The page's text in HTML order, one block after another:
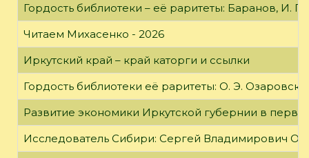
Гордость библиотеки – её раритеты: Баранов, И.
Читаем Михасенко - 2026
Иркутский край – край каторги и ссылки
Гордость библиотеки её раритеты: О. Э.
Развитие экономики Иркутской губернии в
Исследователь Сибири: Сергей Владимирович